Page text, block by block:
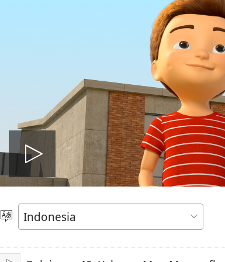
Putar
video
Pilih
Bahasa